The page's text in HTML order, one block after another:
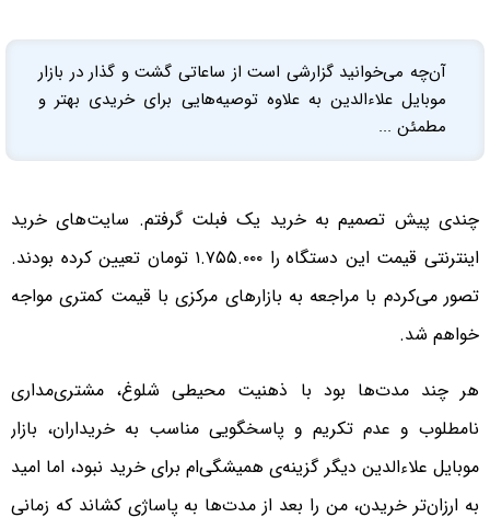
آن‌چه می‌خوانید گزارشی است از ساعاتی گشت و گذار در بازار
موبایل علاءالدین به علاوه توصیه‌هایی برای خریدی بهتر و
مطمئن ...
چندی پیش تصمیم به خرید یک فبلت گرفتم. سایت‌های خرید
اینترنتی قیمت این دستگاه را ۱.۷۵۵.۰۰۰ تومان تعیین کرده بودند.
تصور می‌کردم با مراجعه به بازارهای مرکزی با قیمت کمتری مواجه
خواهم شد.
هر چند مدت‌ها بود با ذهنیت محیطی شلوغ، مشتری‌مداری
نامطلوب و عدم تکریم و پاسخگویی مناسب به خریداران، بازار
موبایل علاءالدین دیگر گزینه‌ی همیشگی‌ام برای خرید نبود، اما امید
به ارزان‌تر خریدن، من را بعد از مدت‌ها به پاساژی کشاند که زمانی